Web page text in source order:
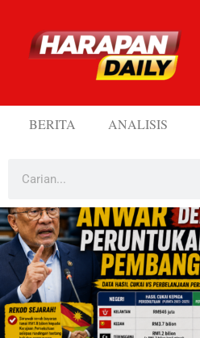
BERITA ANALISIS